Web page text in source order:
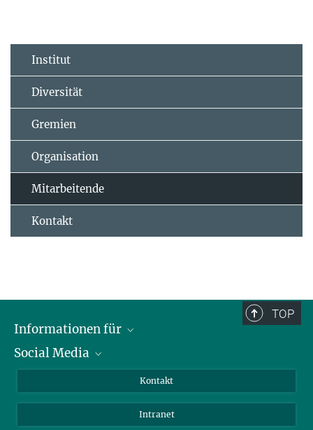
Institut
Diversität
Gremien
Organisation
Mitarbeitende
Kontakt
TOP
Informationen für
Bewerbende
Journalist:innen
Social Media
Bluesky
YouTube
Kontakt
Intranet